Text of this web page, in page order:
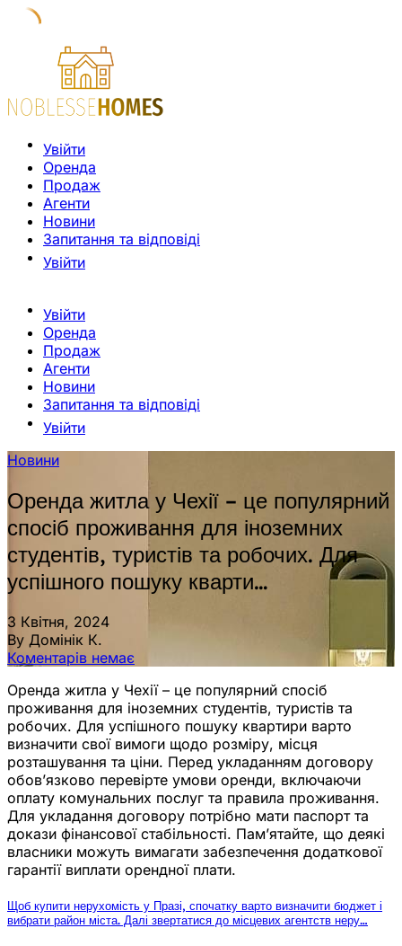
Увійти
Оренда
Продаж
Агенти
Новини
Запитання та відповіді
Увійти
Увійти
Оренда
Продаж
Агенти
Новини
Запитання та відповіді
Увійти
Новини
Оренда житла у Чехії – це популярний
спосіб проживання для іноземних
студентів, туристів та робочих. Для
успішного пошуку кварти…
3 Квітня, 2024
By Домінік К.
Коментарів немає
Оренда житла у Чехії – це популярний спосіб
проживання для іноземних студентів, туристів та
робочих. Для успішного пошуку квартири варто
визначити свої вимоги щодо розміру, місця
розташування та ціни. Перед укладанням договору
обов’язково перевірте умови оренди, включаючи
оплату комунальних послуг та правила проживання.
Для укладання договору потрібно мати паспорт та
докази фінансової стабільності. Пам’ятайте, що деякі
власники можуть вимагати забезпечення додаткової
гарантії виплати орендної плати.
Щоб купити нерухомість у Празі, спочатку варто визначити бюджет і
вибрати район міста. Далі звертатися до місцевих агентств неру…